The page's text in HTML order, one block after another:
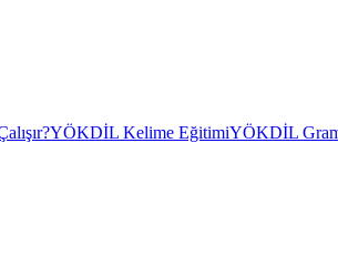
YÖKDİL Kelime EğitimiYÖKDİL